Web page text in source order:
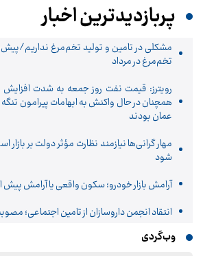
پربازدیدترین اخبار
تخم‌مرغ در مرداد
رویترز: قیمت نفت روز جمعه به شدت افزایش
همچنان در حال واکنش به ابهامات پیرامون تنگه
عمان بودند
مهار گرانی‌ها نیازمند نظارت مؤثر دولت بر
شود
آرامش بازار خودرو؛ سکون واقعی یا آرامش
انتقاد انجمن داروسازان از تامین اجتماعی؛
وب‌گردی